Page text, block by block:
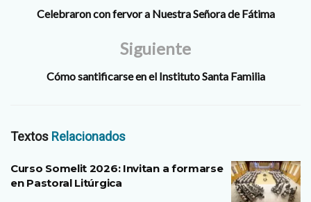
Celebraron con fervor a Nuestra Señora de Fátima
Siguiente
Cómo santificarse en el Instituto Santa Familia
Textos Relacionados
Curso Somelit 2026: Invitan a formarse
en Pastoral Litúrgica